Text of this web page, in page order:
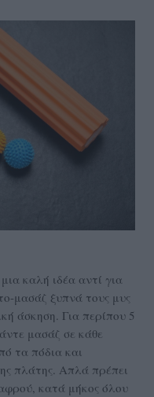
καλή ιδέα αντί για
μασάζ ξυπνά τους μυς
άσκηση. Για περίπου 5
μασάζ σε κάθε
τα πόδια και
πλάτης. Απλά πρέπει
κατά μήκος όλου